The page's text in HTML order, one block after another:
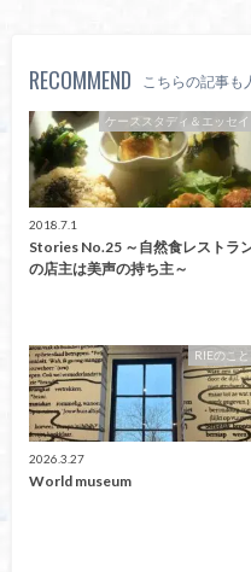
RECOMMEND こちらの記事も
ケーススタディ＆エッセイ
2018.7.1
Stories No.25 ～自然食レストラ
の店主は美声の持ち主～
RIEのこと
2026.3.27
World museum